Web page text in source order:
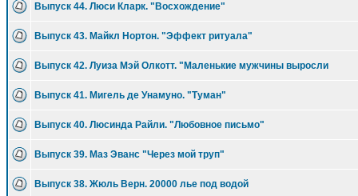
Выпуск 44. Люси Кларк. "Восхождение"
Выпуск 43. Майкл Нортон. "Эффект ритуала"
Выпуск 42. Луиза Мэй Олкотт. "Маленькие мужчины выросли
Выпуск 41. Мигель де Унамуно. "Туман"
Выпуск 40. Люсинда Райли. "Любовное письмо"
Выпуск 39. Маз Эванс "Через мой труп"
Выпуск 38. Жюль Верн. 20000 лье под водой